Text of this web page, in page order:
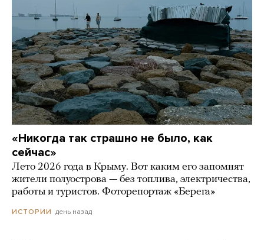
«Никогда так страшно не было, как
сейчас»
Лето 2026 года в Крыму. Вот каким его запомнят
жители полуострова — без топлива, электричества,
работы и туристов. Фоторепортаж «Берега»
ИСТОРИИ день назад